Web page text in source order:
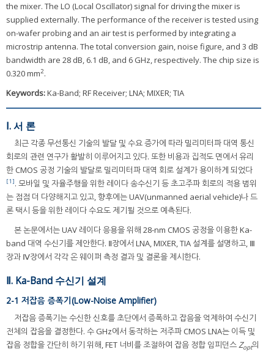
the mixer. The LO (Local Oscillator) signal for driving the mixer is
supplied externally. The performance of the receiver is tested using
on-wafer probing and an air test is performed by integrating a
microstrip antenna. The total conversion gain, noise figure, and 3 dB
bandwidth are 28 dB, 6.1 dB, and 6 GHz, respectively. The chip size is
0.320 mm2.
Keywords:Ka-Band; RF Receiver; LNA; MIXER; TIA
Ⅰ. 서 론
최근 각종 무선통신 기술의 발달 및 수요 증가에 따라 밀리미터파 대역 통신
회로의 관련 연구가 활발히 이루어지고 있다. 또한 비용과 집적도 면에서 유리
한 CMOS 공정 기술의 발달로 밀리미터파 대역 회로 설계가 용이하게 되었다
[1]. 모바일 및 자율주행을 위한 레이다 송수신기 등 초고주파 회로의 적용 범위
는 점점 더 다양해지고 있고, 향후에는 UAV(unmanned aerial vehicle)나 드
론 택시 등을 위한 레이다 수요도 제기될 것으로 예측된다.
본 논문에서는 UAV 레이다 응용을 위해 28-nm CMOS 공정을 이용한 Ka-
band 대역 수신기를 제안한다. Ⅱ장에서 LNA, MIXER, TIA 설계를 설명하고, Ⅲ
장과 Ⅳ장에서 각각 온 웨이퍼 측정 결과 및 결론을 제시한다.
Ⅱ. Ka-Band 수신기 설계
2-1 저잡음 증폭기(Low-Noise Amplifier)
저잡음 증폭기는 수신한 신호를 초단에서 증폭하고 잡음을 억제하여 수신기
전체의 잡음을 결정한다. 수 GHz에서 동작하는 저주파 CMOS LNA는 이득 및
잡음 정합을 간단히 하기 위해, FET 너비를 조절하여 잡음 정합 임피던스Zopt의